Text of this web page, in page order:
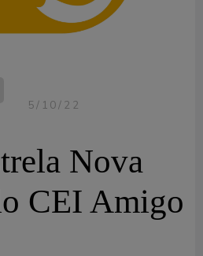
5/10/22
Nova
CEI Amigo